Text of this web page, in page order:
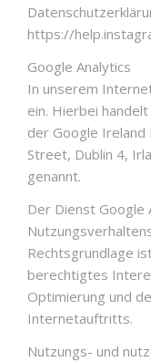
https://
Google Analytics
In unserem
ein. Hierbei
der Google
Street, Dublin 4,
genannt.
Der Dienst Google
Rechtsgrundlage
berechtigtes
Optimierung und
Internetauftritts.
Nutzungs- und